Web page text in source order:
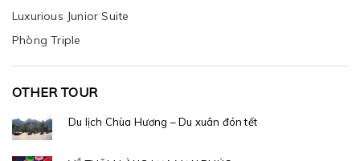
Luxurious Junior Suite
Phòng Triple
OTHER TOUR
Du lịch Chùa Hương – Du xuân đón tết